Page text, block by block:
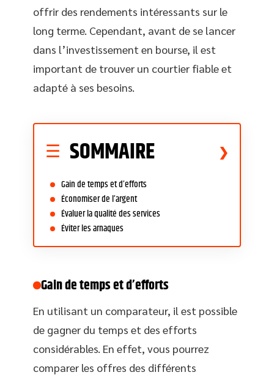
offrir des rendements intéressants sur le
long terme. Cependant, avant de se lancer
dans l’investissement en bourse, il est
important de trouver un courtier fiable et
adapté à ses besoins.
SOMMAIRE
Gain de temps et d’efforts
Économiser de l’argent
Évaluer la qualité des services
Éviter les arnaques
Gain de temps et d’efforts
En utilisant un comparateur, il est possible
de gagner du temps et des efforts
considérables. En effet, vous pourrez
comparer les offres des différents